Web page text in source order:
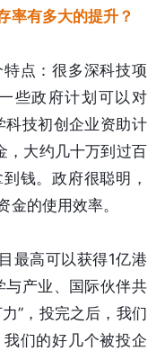
率有多大的提升？
点：很多深科技项
些政府计划可以对
科技初创企业资助计
，大约几十万到过百
钱。政府很聪明，
的使用效率。
最高可以获得1亿港
产业、国际伙伴共
”，投完之后，我们
们的好几个被投企